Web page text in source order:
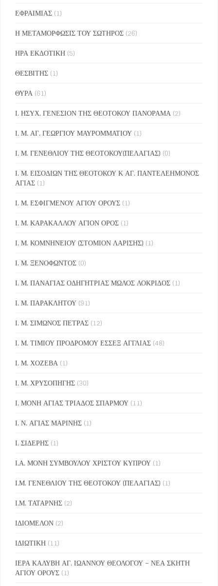
ΕΦΡΑΙΜΙΑΣ (1)
Η ΜΕΤΑΜΟΡΦΩΣΙΣ ΤΟΥ ΣΩΤΗΡΟΣ (26)
ΗΡΑ ΕΚΔΟΤΙΚΗ (5)
ΘΕΣΒΙΤΗΣ (1)
ΘΥΡΑ (61)
Ι. ΗΣΥΧ. ΓΕΝΕΣΙΟΝ ΤΗΣ ΘΕΟΤΟΚΟΥ ΠΑΝΟΡΑΜΑ (2)
Ι. Μ. ΑΓ. ΓΕΩΡΓΙΟΥ ΜΑΥΡΟΜΜΑΤΙΟΥ (1)
Ι. Μ. ΓΕΝΕΘΛΙΟΥ ΤΗΣ ΘΕΟΤΟΚΟΥ(ΠΕΛΑΓΙΑΣ) (0)
Ι. Μ. ΕΙΣΟΔΙΩΝ ΤΗΣ ΘΕΟΤΟΚΟΥ Κ ΑΓ. ΠΑΝΤΕΛΕΗΜΟΝΟΣ
ΑΓΙΑΣ (1)
Ι. Μ. ΕΣΦΙΓΜΕΝΟΥ ΑΓΙΟΥ ΟΡΟΥΣ (1)
Ι. Μ. ΚΑΡΑΚΑΛΛΟΥ ΑΓΙΟΝ ΟΡΟΣ (1)
Ι. Μ. ΚΟΜΝΗΝΕΙΟΥ (ΣΤΟΜΙΟΝ ΛΑΡΙΣΗΣ) (1)
Ι. Μ. ΞΕΝΟΦΩΝΤΟΣ (0)
Ι. Μ. ΠΑΝΑΓΙΑΣ ΟΔΗΓΗΤΡΙΑΣ ΜΩΛΟΣ ΛΟΚΡΙΔΟΣ (1)
Ι. Μ. ΠΑΡΑΚΛΗΤΟΥ (91)
Ι. Μ. ΣΙΜΩΝΟΣ ΠΕΤΡΑΣ (12)
Ι. Μ. ΤΙΜΙΟΥ ΠΡΟΔΡΟΜΟΥ ΕΣΣΕΞ ΑΓΓΛΙΑΣ (48)
Ι. Μ. ΧΟΖΕΒΑ (1)
Ι. Μ. ΧΡΥΣΟΠΗΓΗΣ (30)
Ι. ΜΟΝΗ ΑΓΙΑΣ ΤΡΙΑΔΟΣ ΣΠΑΡΜΟΥ (11)
Ι. Ν. ΑΓΙΑΣ ΜΑΡΙΝΗΣ (1)
Ι. ΣΙΔΕΡΗΣ (1)
Ι.Α. ΜΟΝΗ ΣΥΜΒΟΥΛΟΥ ΧΡΙΣΤΟΥ ΚΥΠΡΟΥ (1)
Ι.Μ. ΓΕΝΕΘΛΙΟΥ ΤΗΣ ΘΕΟΤΟΚΟΥ (ΠΕΛΑΓΙΑΣ) (1)
Ι.Μ. ΤΑΤΑΡΝΗΣ (2)
ΙΔΙΟΜΕΛΟΝ (2)
ΙΔΙΩΤΙΚΗ (11)
ΙΕΡΑ ΚΑΛΥΒΗ ΑΓ. ΙΩΑΝΝΟΥ ΘΕΟΛΟΓΟΥ – ΝΕΑ ΣΚΗΤΗ
ΑΓΙΟΥ ΟΡΟΥΣ (1)